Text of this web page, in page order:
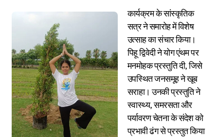
कार्यक्रम के सांस्कृतिक
सत्र ने समारोह में विशेष
उत्साह का संचार किया।
पिहू द्विवेदी ने योग एंथम पर
मनमोहक प्रस्तुति दी, जिसे
उपस्थित जनसमूह ने खूब
सराहा। उनकी प्रस्तुति ने
स्वास्थ्य, समरसता और
पर्यावरण चेतना के संदेश को
प्रभावी ढंग से प्रस्तुत किया